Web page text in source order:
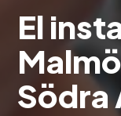
El
Södra